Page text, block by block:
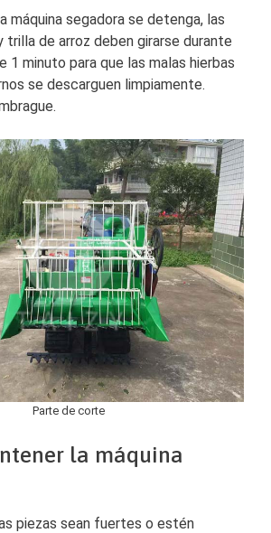
máquina segadora se detenga, las
de arroz deben girarse durante
1 minuto para que las malas hierbas
se descarguen limpiamente.
Parte de corte
la máquina
piezas sean fuertes o estén